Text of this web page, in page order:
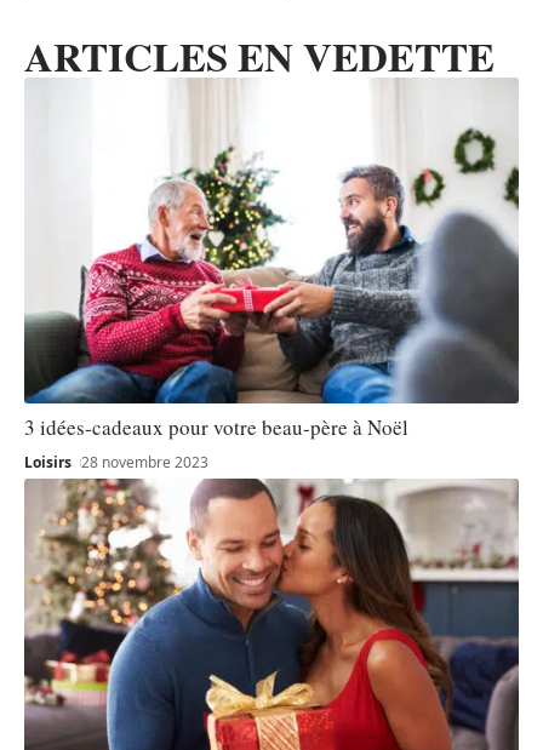
ARTICLES EN VEDETTE
3 idées-cadeaux pour votre beau-père à Noël
Loisirs 28 novembre 2023